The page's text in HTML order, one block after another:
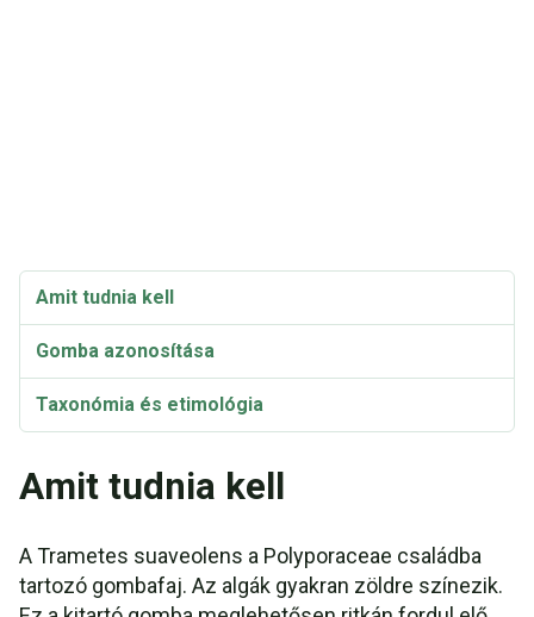
Amit tudnia kell
Gomba azonosítása
Taxonómia és etimológia
Amit tudnia kell
A Trametes suaveolens a Polyporaceae családba
tartozó gombafaj. Az algák gyakran zöldre színezik.